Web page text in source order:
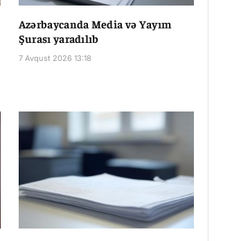
Azərbaycanda Media və Yayım
Şurası yaradılıb
7 Avqust 2026 13:18